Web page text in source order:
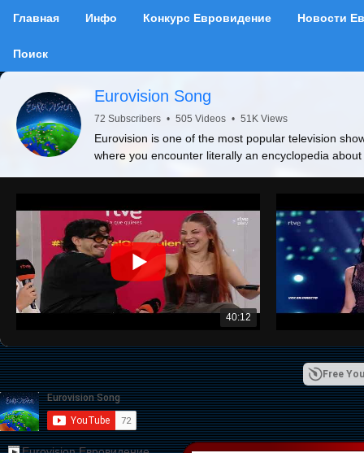
Главная Инфо Конкурс Евровидение Новости
Поиск
Eurovision Song
72 Subscribers • 505 Videos • 51K Views
Eurovision is one of the most popular television
where you encounter literally an encyclopedia
40:12
Free